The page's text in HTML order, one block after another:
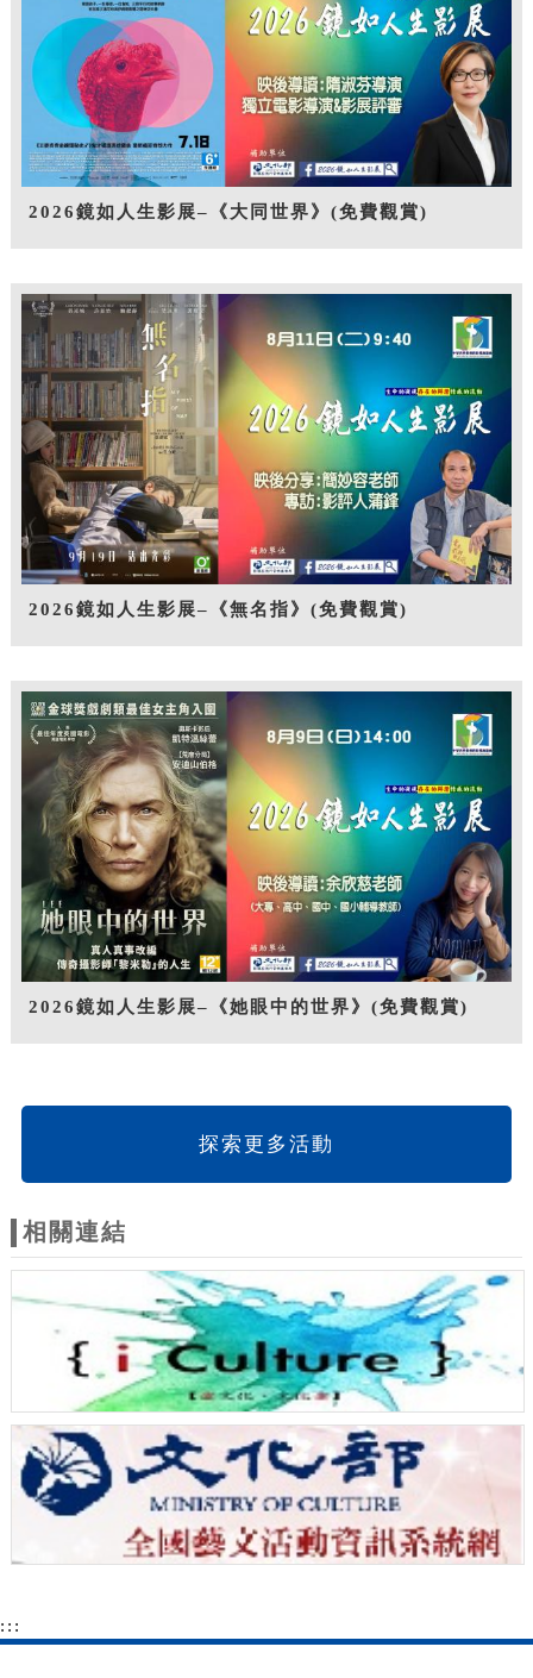
2026鏡如人生影展–《大同世界》(免費觀賞)
2026鏡如人生影展–《無名指》(免費觀賞)
2026鏡如人生影展–《她眼中的世界》(免費觀賞)
探索更多活動
相關連結
:::